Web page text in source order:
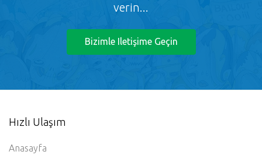
verin...
Bizimle Iletişime Geçin
Hızlı Ulaşım
Anasayfa